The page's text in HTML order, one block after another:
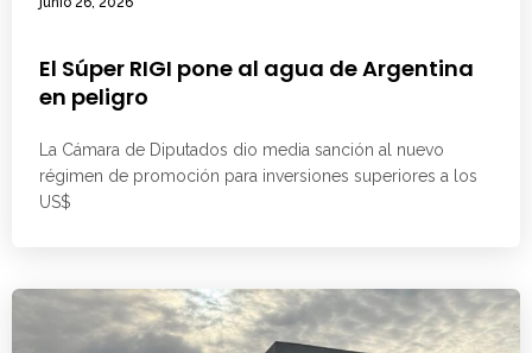
El Súper RIGI pone al agua de Argentina
en peligro
La Cámara de Diputados dio media sanción al nuevo
régimen de promoción para inversiones superiores a los
US$